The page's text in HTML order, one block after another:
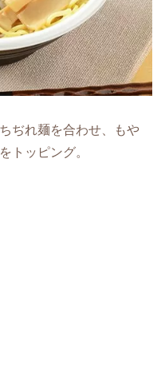
ぢれ麺を合わせ、もや
トッピング。